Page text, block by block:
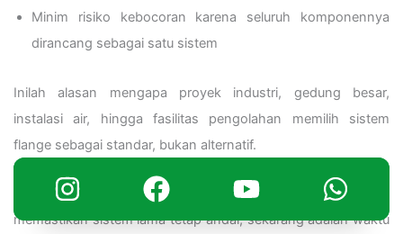
Minim risiko kebocoran karena seluruh komponennya
dirancang sebagai satu sistem
Inilah alasan mengapa proyek industri, gedung besar,
instalasi air, hingga fasilitas pengolahan memilih sistem
flange sebagai standar, bukan alternatif.
Jika Anda sedang merencanakan instalasi baru atau ingin
memastikan sistem lama tetap andal, sekarang adalah waktu